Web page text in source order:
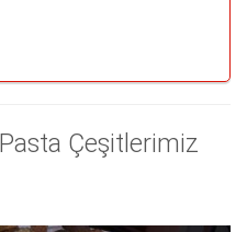
Çeşitlerimiz